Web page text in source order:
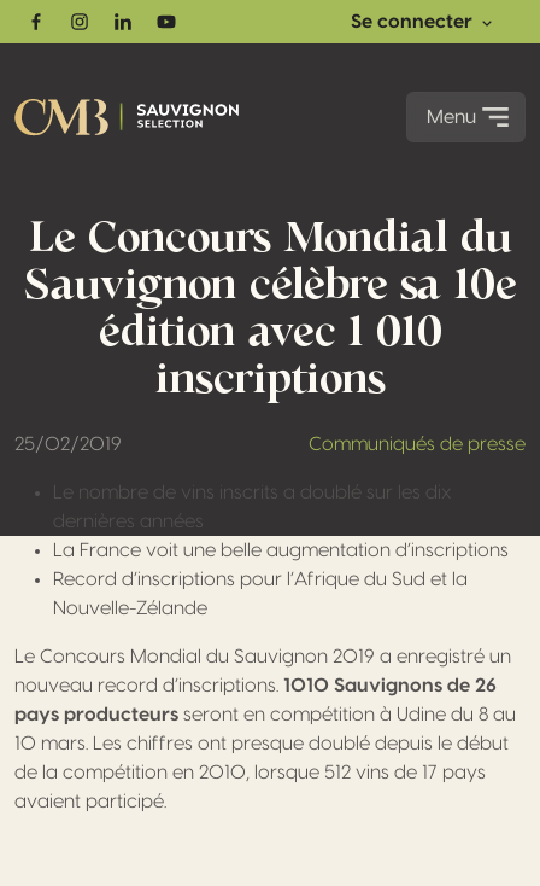
FacebookInstagram
LinkedinYoutube
Se connecter
Menu
Le Concours Mondial du
Sauvignon célèbre sa 10e
édition avec 1 010
inscriptions
25/02/2019 Communiqués de presse
Le nombre de vins inscrits a doublé sur les dix
dernières années
La France voit une belle augmentation d’inscriptions
Record d’inscriptions pour l’Afrique du Sud et la
Nouvelle-Zélande
Le Concours Mondial du Sauvignon 2019 a enregistré un
nouveau record d’inscriptions. 1010 Sauvignons de 26
pays producteurs seront en compétition à Udine du 8 au
10 mars. Les chiffres ont presque doublé depuis le début
de la compétition en 2010, lorsque 512 vins de 17 pays
avaient participé.